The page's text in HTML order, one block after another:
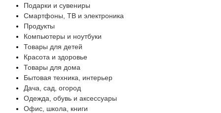
Подарки и сувениры
Смартфоны, ТВ и электроника
Продукты
Компьютеры и ноутбуки
Товары для детей
Красота и здоровье
Товары для дома
Бытовая техника, интерьер
Дача, сад, огород
Одежда, обувь и аксессуары
Офис, школа, книги